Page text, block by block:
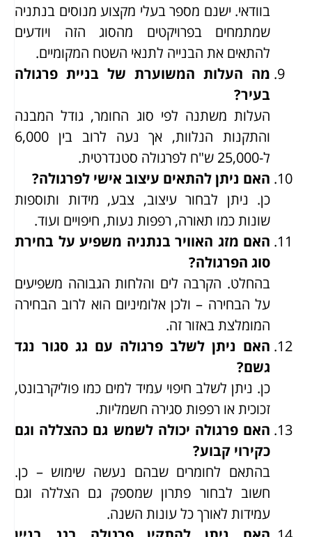
בוודאי. ישנם מספר בעלי מקצוע מנוסים בנתניה
שמתמחים בפרויקטים מהסוג הזה ויודעים
להתאים את הבנייה לתנאי השטח המקומיים.
מה העלות המשוערת של בניית פרגולה
בעיר?
העלות משתנה לפי סוג החומר, גודל המבנה
והתקנות הנלוות, אך נעה לרוב בין 6,000
ל-25,000 ש"ח לפרגולה סטנדרטית.
האם ניתן להתאים עיצוב אישי לפרגולה?
כן. ניתן לבחור עיצוב, צבע, מידות ותוספות
שונות כמו תאורה, רפפות נעות, חיפויים ועוד.
האם מזג האוויר בנתניה משפיע על בחירת
סוג הפרגולה?
בהחלט. הקרבה לים והלחות הגבוהה משפיעים
על הבחירה – ולכן אלומיניום הוא לרוב הבחירה
המומלצת באזור זה.
האם ניתן לשלב פרגולה עם גג סגור נגד
גשם?
כן. ניתן לשלב חיפוי עמיד למים כמו פוליקרבונט,
זכוכית או רפפות סגירה חשמליות.
האם פרגולה יכולה לשמש גם כהצללה וגם
כקירוי קבוע?
בהתאם לחומרים שבהם נעשה שימוש – כן.
חשוב לבחור פתרון שמספק גם הצללה וגם
עמידות לאורך כל עונות השנה.